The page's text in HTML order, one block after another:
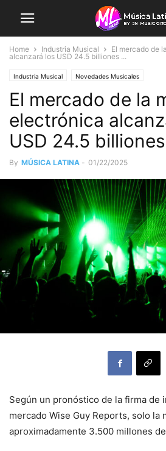
Home Industria Musical
El mercado de
alcanzará los USD 24.5 billiones ...
Industria Musical Novedades Musicales
El mercado de la
electrónica
USD 24.5
By MÚSICA LATINA - 01/22/2025
Según un pronóstico de la firma de
mercado Wise Guy Reports, solo la
aproximadamente 3.500 millones